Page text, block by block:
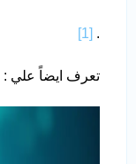
.
[1]
تعرف ايضاً علي :